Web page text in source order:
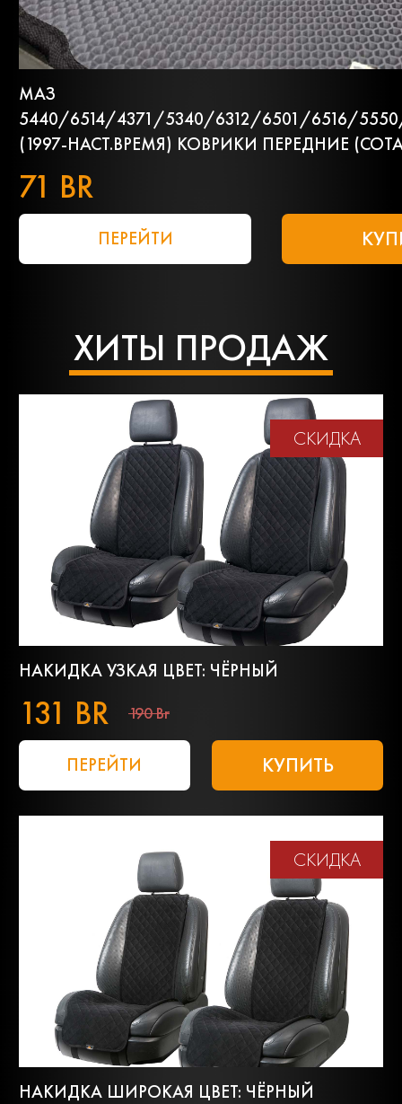
МАЗ
5440/6514/4371/5340/6312/6501/6516/
(1997-НАСТ.ВРЕМЯ) КОВРИКИ ПЕРЕДНИЕ
71 BR
ПЕРЕЙТИ
ХИТЫ ПРОДАЖ
СКИДКА
НАКИДКА УЗКАЯ ЦВЕТ: ЧЁРНЫЙ
131 BR 190 Br
ПЕРЕЙТИ КУПИТЬ
СКИДКА
НАКИДКА ШИРОКАЯ ЦВЕТ: ЧЁРНЫЙ